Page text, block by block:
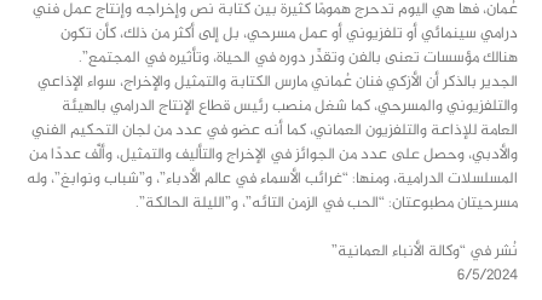
عُمان، فها هي اليوم تدحرج همومًا كثيرة بين كتابة نص وإخراجه وإنتاج عمل فني
درامي سينمائي أو تلفزيوني أو عمل مسرحي، بل إلى أكثر من ذلك، كأن تكون
هنالك مؤسسات تعنى بالفن وتقدِّر دوره في الحياة، وتأثيره في المجتمع”.
الجدير بالذكر أن الأزكي فنان عُماني مارس الكتابة والتمثيل والإخراج، سواء الإذاعي
والتلفزيوني والمسرحي، كما شغل منصب رئيس قطاع الإنتاج الدرامي بالهيئة
العامة للإذاعة والتلفزيون العماني، كما أنه عضو في عدد من لجان التحكيم الفني
والأدبي، وحصل على عدد من الجوائز في الإخراج والتأليف والتمثيل، وألَّف عددًا من
المسلسلات الدرامية، ومنها: “غرائب الأسماء في عالم الأدباء”، و”شباب ونوابغ”، وله
مسرحيتان مطبوعتان: “الحب في الزمن التائه”، و”الليلة الحالكة”.
نُشر في “وكالة الأنباء العمانية”
6/5/2024